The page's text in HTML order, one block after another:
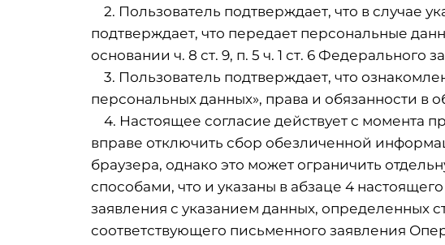
2. Пользователь подтверждает, что в случае
подтверждает, что передает персональные
основании ч. 8 ст. 9, п. 5 ч. 1 ст. 6 Федерального
3. Пользователь подтверждает, что
персональных данных», права и обязанности в
4. Настоящее согласие действует с момента
вправе отключить сбор обезличенной
браузера, однако это может ограничить
способами, что и указаны в абзаце 4
заявления с указанием данных, определенных
соответствующего письменного заявления